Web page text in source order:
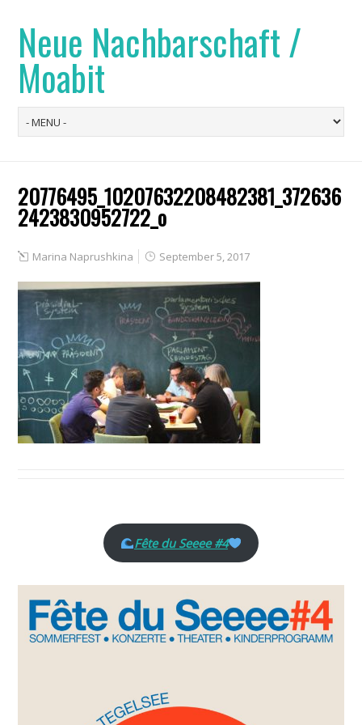
Neue Nachbarschaft /
Moabit
20776495_10207632208482381_372636
2423830952722_o
Marina Naprushkina September 5, 2017
Fête du Seeee #4